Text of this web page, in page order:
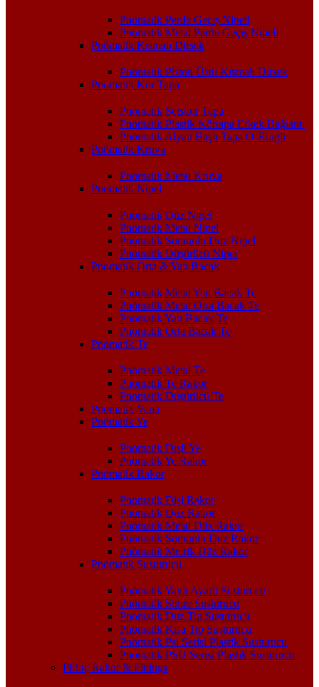
Pnömatik Perde Geçiş Nipeli
Pnömatik Metal Perde Geçiş Nipeli
Pnömatik Kısmalı Dirsek
Pnömatik Piston Üstü Kısmalı Dirsek
Pnömatik Kör Tapa
Pnömatik Setskur Tapa
Pnömatik Plastik Körtapa Erkek Bağlantı
Pnömatik Alyan Başlı Tapa O-Ringli
Pnömatik Kruva
Pnömatik Metal Kruva
Pnömatik Nipel
Pnömatik Düz Nipel
Pnömatik Metal Nipel
Pnömatik Somunlu Düz Nipel
Pnömatik Düşürücü Nipel
Pnömatik Orta & Yan Bacak
Pnömatik Metal Yan Bacak Te
Pnömatik Metal Orta Bacak Te
Pnömatik Yan Bacak Te
Pnömatik Orta Bacak Te
Pnömatik Te
Pnömatik Metal Te
Pnömatik Te Rakor
Pnömatik Düşürücü Te
Pnömatik Vana
Pnömatik Ye
Pnömatik Dişli Ye
Pnömatik Ye Rakor
Pnömatik Rakor
Pnömatik Dişi Rakor
Pnömatik Düz Rakor
Pnömatik Metal Düz Rakor
Pnömatik Somunlu Düz Rakor
Pnömatik Metrik Düz Rakor
Pnömatik Susturucu
Pnömatik Yaylı Ayarlı Susturucu
Pnömatik Sinter Susturucu
Pnömatik Düz Tip Susturucu
Pnömatik Kısa Tip Susturucu
Pnömatik Psl Serisi Plastik Susturucu
Pnömatik PSU Serisi Plastik Susturucu
Pirinç Rakor & Fittings